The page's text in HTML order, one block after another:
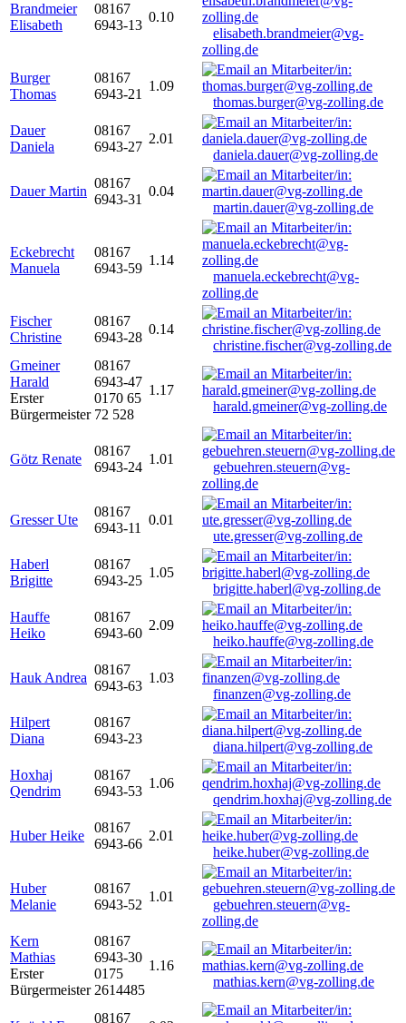
Brandmeier
Elisabeth
08167
6943-13
0.10
elisabeth.brandmeier@vg-
zolling.de
Burger
Thomas
08167
6943-21
1.09
thomas.burger@vg-zolling.de
Dauer
Daniela
08167
6943-27
2.01
daniela.dauer@vg-zolling.de
Dauer Martin
08167
6943-31
0.04
martin.dauer@vg-zolling.de
Eckebrecht
Manuela
08167
6943-59
1.14
manuela.eckebrecht@vg-
zolling.de
Fischer
Christine
08167
6943-28
0.14
christine.fischer@vg-zolling.de
Gmeiner
Harald
Erster
Bürgermeister
08167
6943-47
0170 65
72 528
1.17
harald.gmeiner@vg-zolling.de
Götz Renate
08167
6943-24
1.01
gebuehren.steuern@vg-
zolling.de
Gresser Ute
08167
6943-11
0.01
ute.gresser@vg-zolling.de
Haberl
Brigitte
08167
6943-25
1.05
brigitte.haberl@vg-zolling.de
Hauffe
Heiko
08167
6943-60
2.09
heiko.hauffe@vg-zolling.de
Hauk Andrea
08167
6943-63
1.03
finanzen@vg-zolling.de
Hilpert
Diana
08167
6943-23
diana.hilpert@vg-zolling.de
Hoxhaj
Qendrim
08167
6943-53
1.06
qendrim.hoxhaj@vg-zolling.de
Huber Heike
08167
6943-66
2.01
heike.huber@vg-zolling.de
Huber
Melanie
08167
6943-52
1.01
gebuehren.steuern@vg-
zolling.de
Kern
Mathias
Erster
Bürgermeister
08167
6943-30
0175
2614485
1.16
mathias.kern@vg-zolling.de
08167